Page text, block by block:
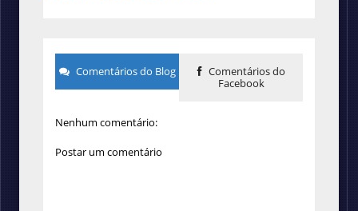
Comentários do Blog
Comentários do
Facebook
Nenhum comentário:
Postar um comentário